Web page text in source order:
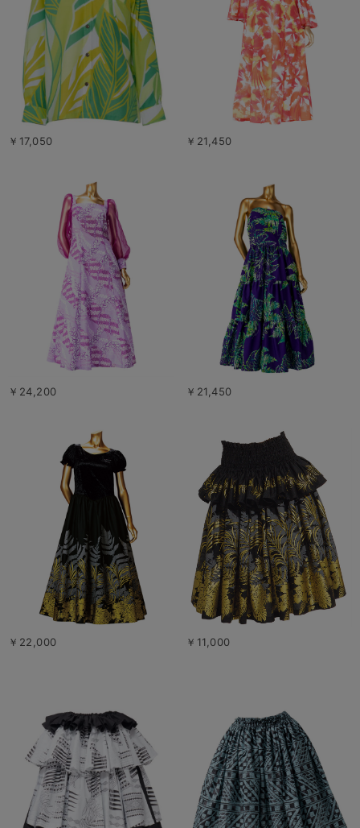
￥17,050 ￥21,450
￥24,200 ￥21,450
￥22,000 ￥11,000